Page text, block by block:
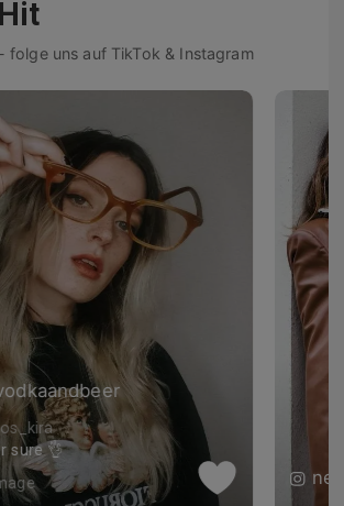
folge uns auf TikTok & Instagram
sure 👌